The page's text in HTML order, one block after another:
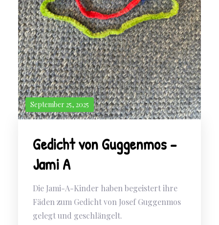
September 25, 2025
Gedicht von Guggenmos –
Jami A
Die Jami-A-Kinder haben begeistert ihre
Fäden zum Gedicht von Josef Guggenmos
gelegt und geschlängelt.